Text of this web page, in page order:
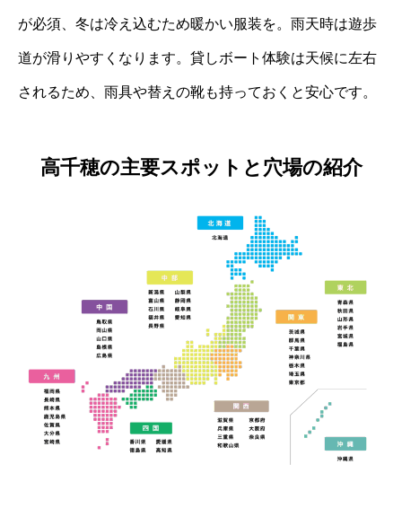
が必須、冬は冷え込むため暖かい服装を。雨天時は遊歩
道が滑りやすくなります。貸しボート体験は天候に左右
されるため、雨具や替えの靴も持っておくと安心です。
高千穂の主要スポットと穴場の紹介